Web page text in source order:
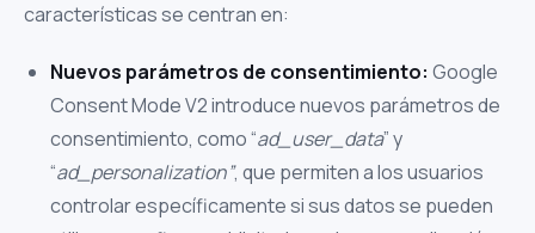
características se centran en:
Nuevos parámetros de consentimiento: Google
Consent Mode V2 introduce nuevos parámetros de
consentimiento, como “ad_user_data” y
“ad_personalization”, que permiten a los usuarios
controlar específicamente si sus datos se pueden